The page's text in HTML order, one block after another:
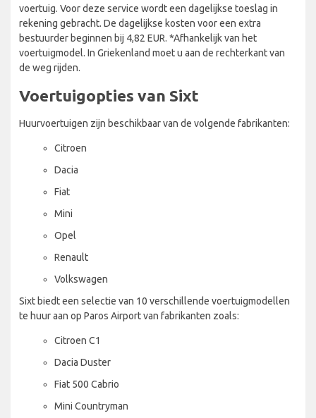
voertuig. Voor deze service wordt een dagelijkse toeslag in
rekening gebracht. De dagelijkse kosten voor een extra
bestuurder beginnen bij 4,82 EUR. *Afhankelijk van het
voertuigmodel. In Griekenland moet u aan de rechterkant van
de weg rijden.
Voertuigopties van Sixt
Huurvoertuigen zijn beschikbaar van de volgende fabrikanten:
Citroen
Dacia
Fiat
Mini
Opel
Renault
Volkswagen
Sixt biedt een selectie van 10 verschillende voertuigmodellen
te huur aan op Paros Airport van fabrikanten zoals:
Citroen C1
Dacia Duster
Fiat 500 Cabrio
Mini Countryman